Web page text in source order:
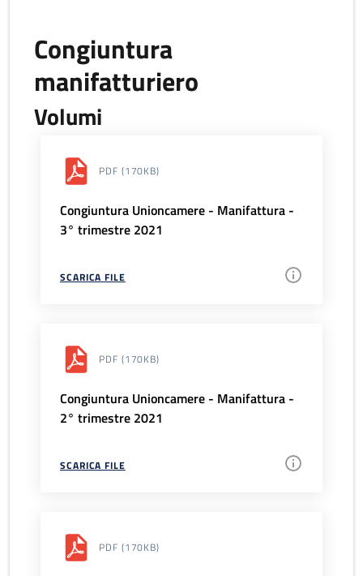
Congiuntura
manifatturiero
Volumi
PDF (170KB)
Congiuntura Unioncamere - Manifattura -
3° trimestre 2021
SCARICA FILE
PDF (170KB)
Congiuntura Unioncamere - Manifattura -
2° trimestre 2021
SCARICA FILE
PDF (170KB)